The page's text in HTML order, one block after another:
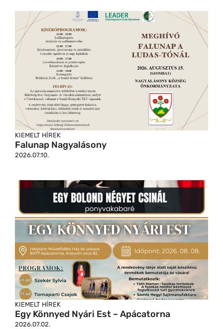
KIEMELT HÍREK
Falunap Nagyalásony
2026.07.10.
KIEMELT HÍREK
Egy Könnyed Nyári Est – Apácatorna
2026.07.02.